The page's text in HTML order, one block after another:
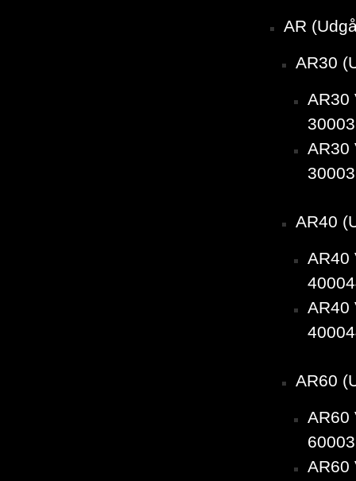
AR
AR30
AR30
AR30
AR40
AR40
AR40
AR60
AR60
AR60